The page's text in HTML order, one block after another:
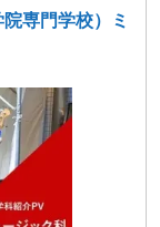
専門学校）ミ